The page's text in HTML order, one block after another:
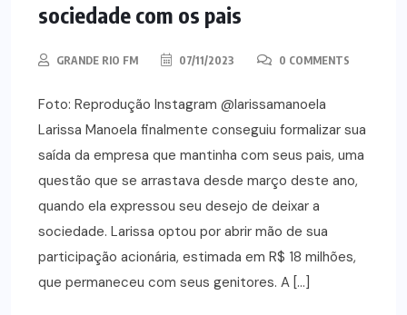
sociedade com os pais
GRANDE RIO FM 07/11/2023 0 COMMENTS
Foto: Reprodução Instagram @larissamanoela
Larissa Manoela finalmente conseguiu formalizar sua
saída da empresa que mantinha com seus pais, uma
questão que se arrastava desde março deste ano,
quando ela expressou seu desejo de deixar a
sociedade. Larissa optou por abrir mão de sua
participação acionária, estimada em R$ 18 milhões,
que permaneceu com seus genitores. A […]